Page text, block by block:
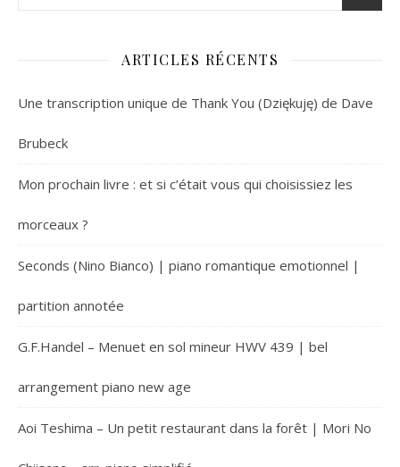
ARTICLES RÉCENTS
Une transcription unique de Thank You (Dziękuję) de Dave
Brubeck
Mon prochain livre : et si c’était vous qui choisissiez les
morceaux ?
Seconds (Nino Bianco) | piano romantique emotionnel |
partition annotée
G.F.Handel – Menuet en sol mineur HWV 439 | bel
arrangement piano new age
Aoi Teshima – Un petit restaurant dans la forêt | Mori No